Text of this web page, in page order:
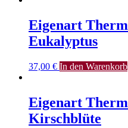
Eigenart
Eukalyptus
37,00 € In den Warenkorb
Eigenart
Kirschblüte